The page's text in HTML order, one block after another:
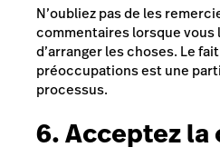
N’oubliez pas de les
commentaires lorsque vous
d’arranger les choses. Le
préoccupations est une
processus.
6. Acceptez